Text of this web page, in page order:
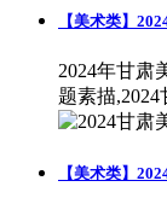
【美术类】
2024年甘肃
题素描,2024
【美术类】